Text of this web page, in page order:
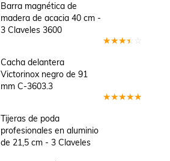
Barra magnética de
madera de acacia 40 cm -
3 Claveles 3600
Cacha delantera
Victorinox negro de 91
mm C-3603.3
Tijeras de poda
profesionales en aluminio
de 21,5 cm - 3 Claveles